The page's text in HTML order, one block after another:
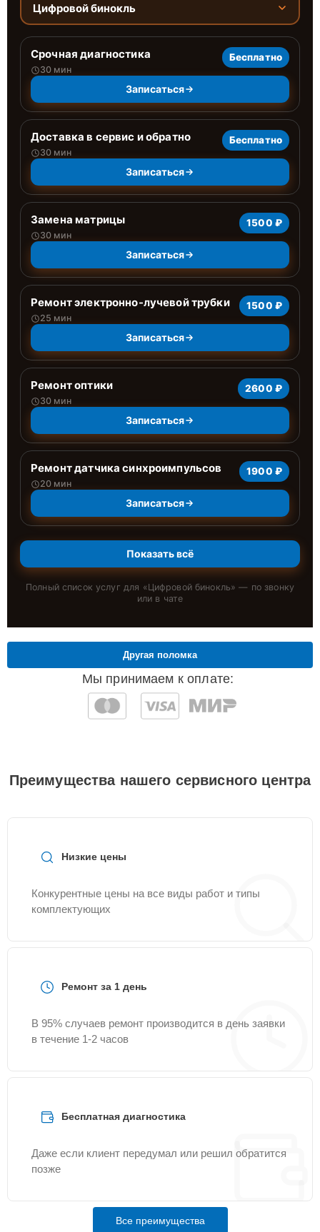
Цифровой бинокль
Срочная диагностика
30 мин
Бесплатно
Записаться
Доставка в сервис и обратно
30 мин
Бесплатно
Записаться
Замена матрицы
30 мин
1500 ₽
Записаться
Ремонт электронно-лучевой трубки
25 мин
1500 ₽
Записаться
Ремонт оптики
30 мин
2600 ₽
Записаться
Ремонт датчика синхроимпульсов
20 мин
1900 ₽
Записаться
Показать всё
Полный список услуг для «Цифровой бинокль» — по звонку
или в чате
Мы принимаем к оплате:
Другая поломка
Преимущества нашего сервисного центра
Низкие цены
Конкурентные цены на все виды работ и типы
комплектующих
Ремонт за 1 день
В 95% случаев ремонт производится в день заявки
в течение 1-2 часов
Бесплатная диагностика
Даже если клиент передумал или решил обратится
позже
Все преимущества